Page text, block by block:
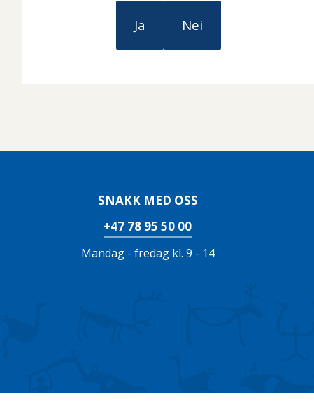
Ja Nei
SNAKK MED OSS
+47 78 95 50 00
Mandag - fredag kl. 9 - 14